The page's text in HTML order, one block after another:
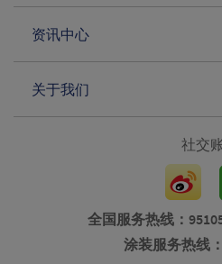
资讯中心
关于我们
社交
全国服务热线：
涂装服务热线